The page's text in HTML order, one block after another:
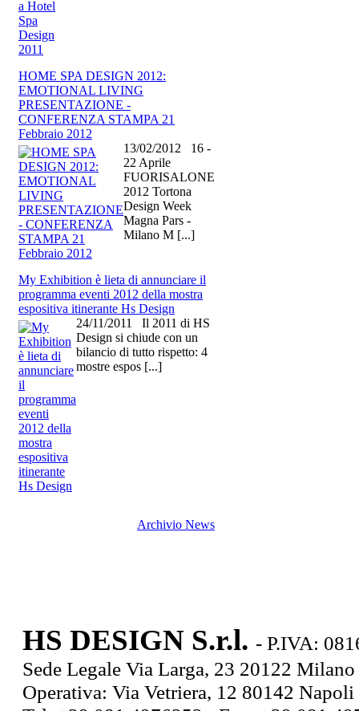
HOME SPA DESIGN 2012:
EMOTIONAL LIVING
PRESENTAZIONE -
CONFERENZA STAMPA 21
Febbraio 2012
13/02/2012 16 -
22 Aprile
FUORISALONE
2012 Tortona
Design Week
Magna Pars -
Milano M [...]
My Exhibition è lieta di annunciare il
programma eventi 2012 della mostra
espositiva itinerante Hs Design
24/11/2011 Il 2011 di HS
Design si chiude con un
bilancio di tutto rispetto: 4
mostre espos [...]
Archivio News
HS DESIGN S.r.l. - P.IVA:
Sede Legale Via Larga, 23 20122
Operativa: Via Vetriera, 12 80142 Napoli